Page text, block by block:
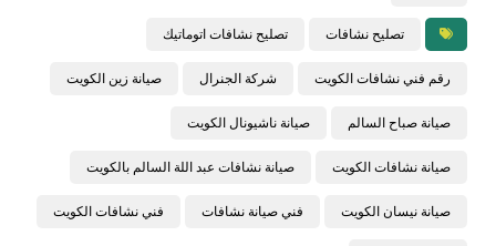
تصليح نشافات تصليح نشافات اتوماتيك
رقم فني نشافات الكويت شركة الجنرال صيانة زين الكويت
صيانة صباح السالم صيانة ناشيونال الكويت
صيانة نشافات الكويت صيانة نشافات عبد اللة السالم بالكويت
صيانة نيسان الكويت فني صيانة نشافات فني نشافات الكويت